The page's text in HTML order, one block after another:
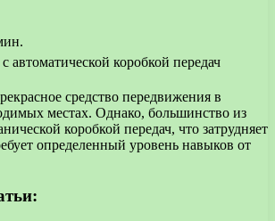
средство передвижения в
местах. Однако, большинство из
коробкой передач, что затрудняет
определенный уровень навыков от